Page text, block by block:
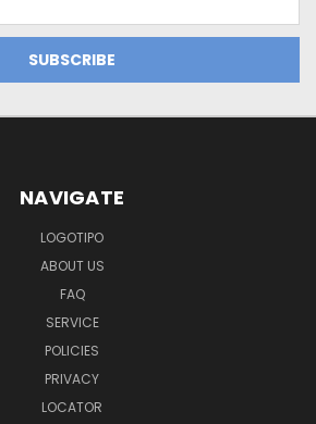
NAVIGATE
LOGOTIPO
ABOUT US
FAQ
SERVICE
POLICIES
PRIVACY
LOCATOR